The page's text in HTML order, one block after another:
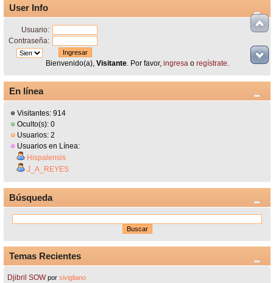
User Info
Usuario:
Contraseña:
Bienvenido(a), Visitante. Por favor, ingresao regístrate.
En línea
Visitantes: 914
Oculto(s): 0
Usuarios: 2
Usuarios en Línea:
Hispalensis
J_A_REYES
Búsqueda
Temas Recientes
Djibril SOW porsivigliano